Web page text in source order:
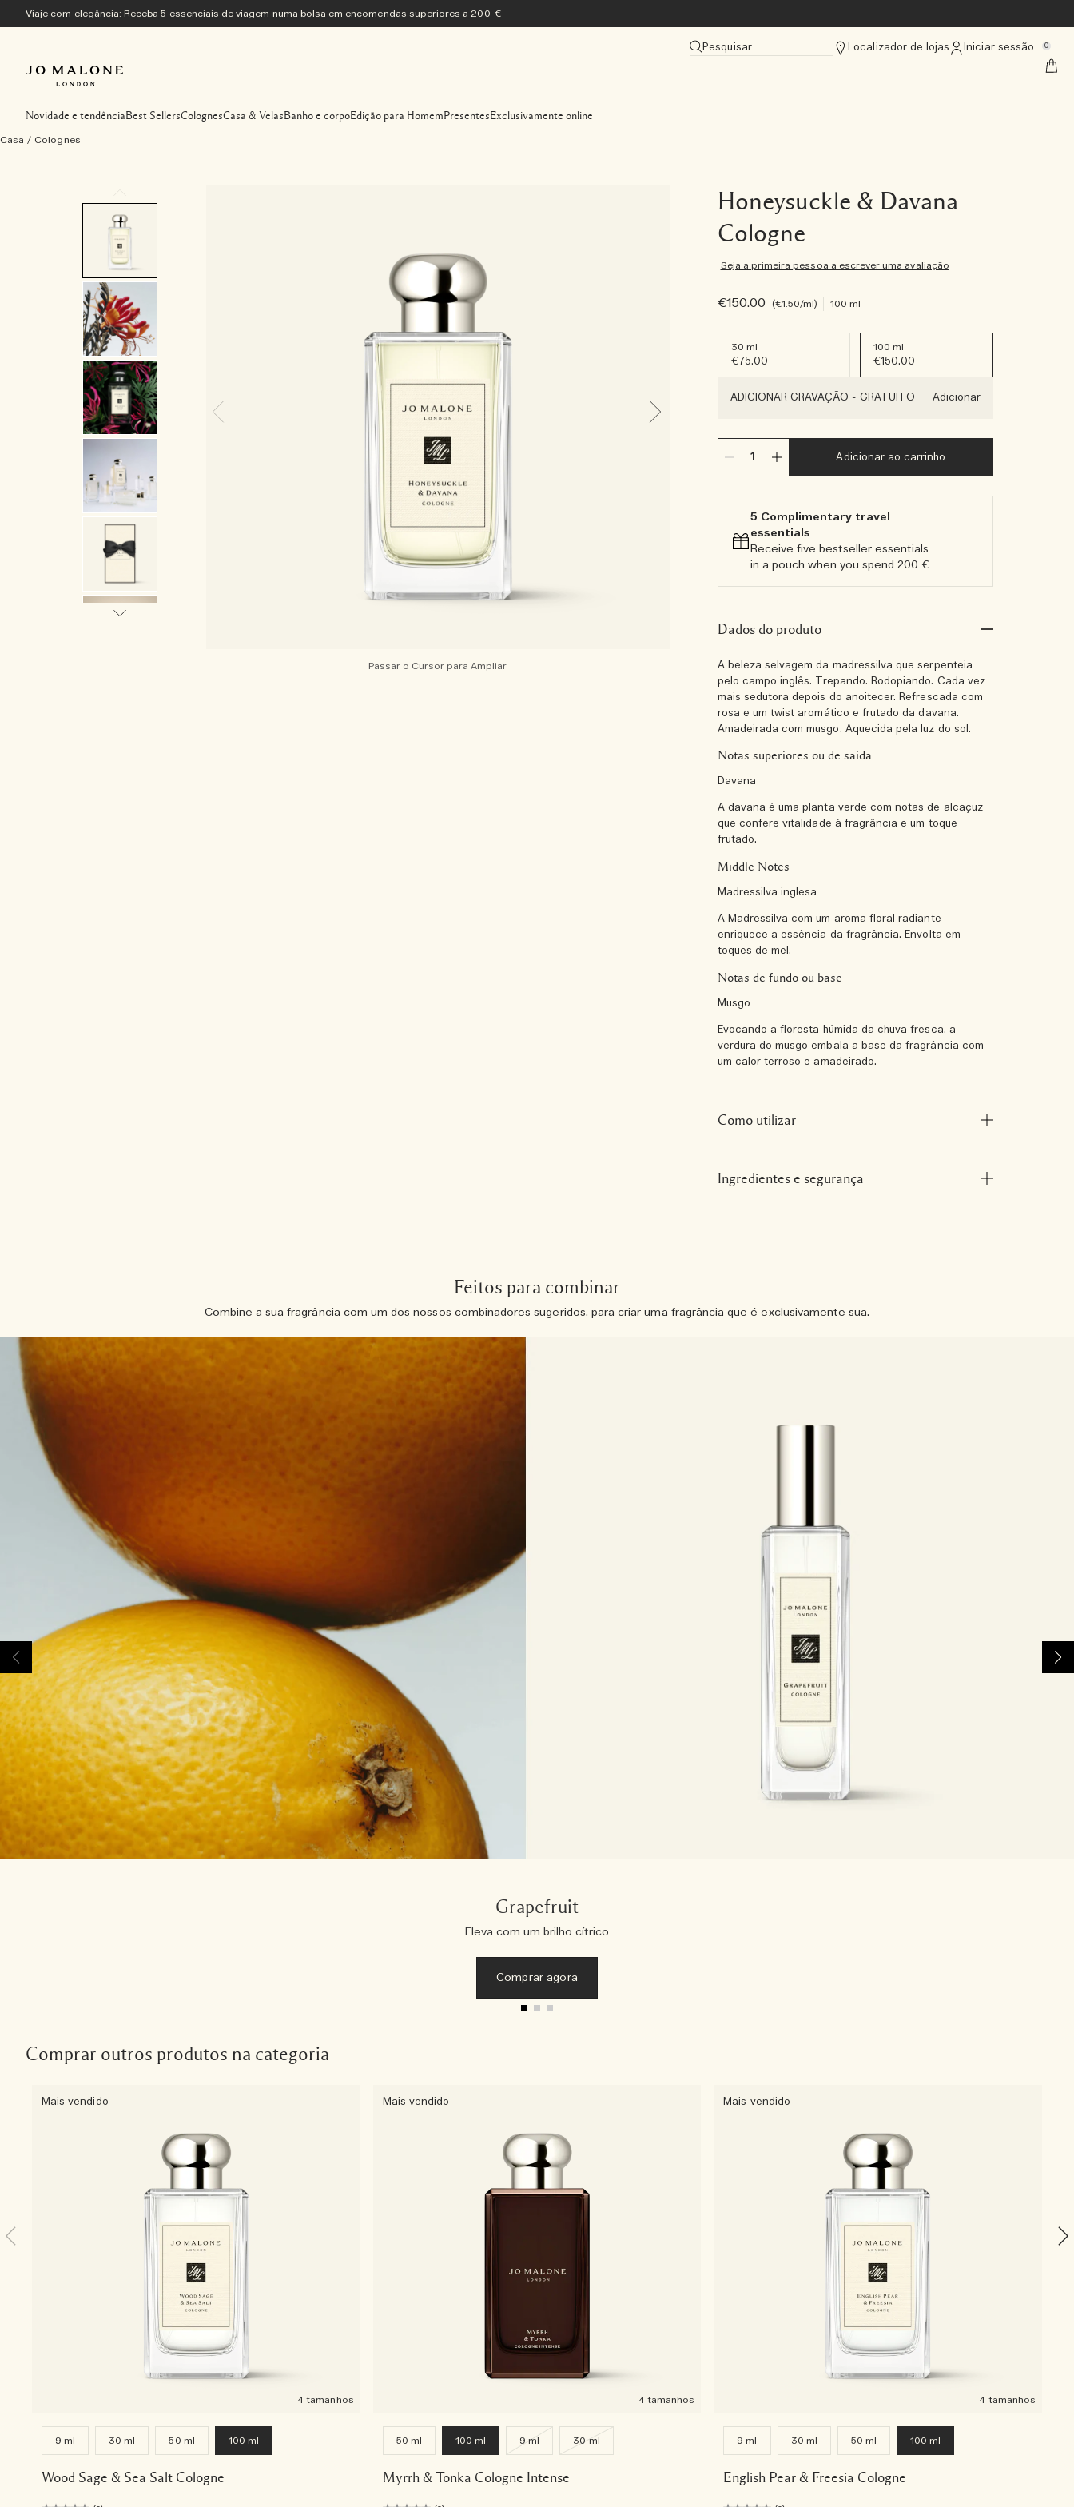
Viaje com elegância: Receba 5 essenciais de viagem numa bolsa em encomendas superiores a 200 €
Pesquisar Localizador de lojas Iniciar sessão 0
Novidade e tendênciaBest SellersColognesCasa & VelasBanho e corpoEdição para HomemPresentes Exclusivamente online
Casa / Colognes
Honeysuckle & Davana
Cologne
Seja a primeira pessoa a escrever uma avaliação
Passar o Cursor para Ampliar
€150.00 €1.50/ml 100 ml
30 ml
€75.00
100 ml
€150.00
ADICIONAR GRAVAÇÃO - GRATUITO Adicionar
Adicionar ao carrinho
5 Complimentary travel
essentials​
Receive five bestseller essentials
in a pouch when you spend 200 €
Dados do produto
A beleza selvagem da madressilva que serpenteia
pelo campo inglês. Trepando. Rodopiando. Cada vez
mais sedutora depois do anoitecer. Refrescada com
rosa e um twist aromático e frutado da davana.
Amadeirada com musgo. Aquecida pela luz do sol.
Notas superiores ou de saída
Davana
A davana é uma planta verde com notas de alcaçuz
que confere vitalidade à fragrância e um toque
frutado.
Middle Notes
Madressilva inglesa
A Madressilva com um aroma floral radiante
enriquece a essência da fragrância. Envolta em
toques de mel.
Notas de fundo ou base
Musgo
Evocando a floresta húmida da chuva fresca, a
verdura do musgo embala a base da fragrância com
um calor terroso e amadeirado.
Como utilizar
Ingredientes e segurança
Feitos para combinar
Combine a sua fragrância com um dos nossos combinadores sugeridos, para criar uma fragrância que é exclusivamente sua.
Grapefruit
Eleva com um brilho cítrico
Comprar agora
Comprar outros produtos na categoria
Mais vendido
4 tamanhos
9 ml 30 ml 50 ml 100 ml
Wood Sage & Sea Salt Cologne
Mais vendido
4 tamanhos
50 ml 100 ml 9 ml 30 ml
Myrrh & Tonka Cologne Intense
Mais vendido
4 tamanhos
9 ml 30 ml 50 ml 100 ml
English Pear & Freesia Cologne